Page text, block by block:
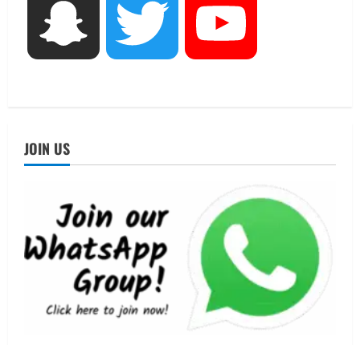
Snapchat Twitter
JOIN US
UTTARAKHAND NEWS
नोमुरा रिपोर्ट: जंग के कारण भारत को हर वर्ष
₹14.15 लाख करोड़ का नुकसान, जो देश की
किसी भेदभाव के अंतिम व्यक्ति तक पहुंचेगा:
August 2, 2026
1
UTTARAKHAND NEWS
मिस उत्तराखंड 2026 के सब-कॉन्टेस्ट ‘मिस
ब्यूटीफुल आइज़’ एवं ‘मिस ब्यूटीफुल हेयर’ का
आयोजन
August 5, 2026
UTTARAKHAND NEWS